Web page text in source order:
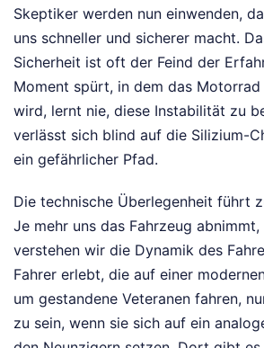
Skeptiker werden nun einwenden,
uns schneller und sicherer macht.
Sicherheit ist oft der Feind der
Moment spürt, in dem das
wird, lernt nie, diese Instabilität zu
verlässt sich blind auf die Silizium-
ein gefährlicher Pfad.
Die technische Überlegenheit führt
Je mehr uns das Fahrzeug
verstehen wir die Dynamik des
Fahrer erlebt, die auf einer
um gestandene Veteranen fahren,
zu sein, wenn sie sich auf ein